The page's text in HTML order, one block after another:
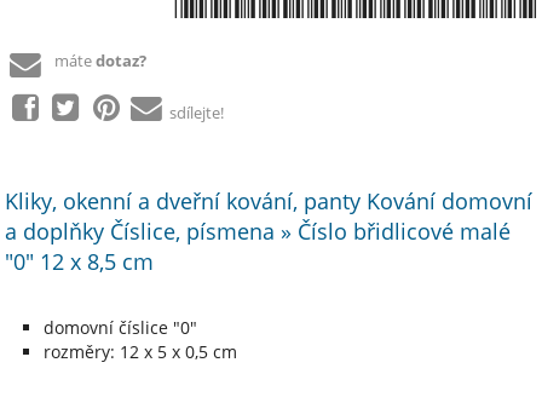
mátedotaz?
sdílejte!
Kliky, okenní a dveřní kování, panty Kování domovní
a doplňky Číslice, písmena » Číslo břidlicové malé
"0" 12 x 8,5 cm
domovní číslice "0"
rozměry: 12 x 5 x 0,5 cm